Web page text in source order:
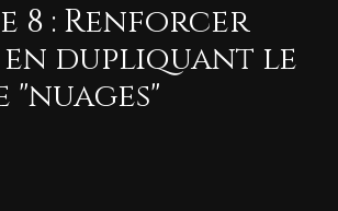
8 : Renforcer
dupliquant le